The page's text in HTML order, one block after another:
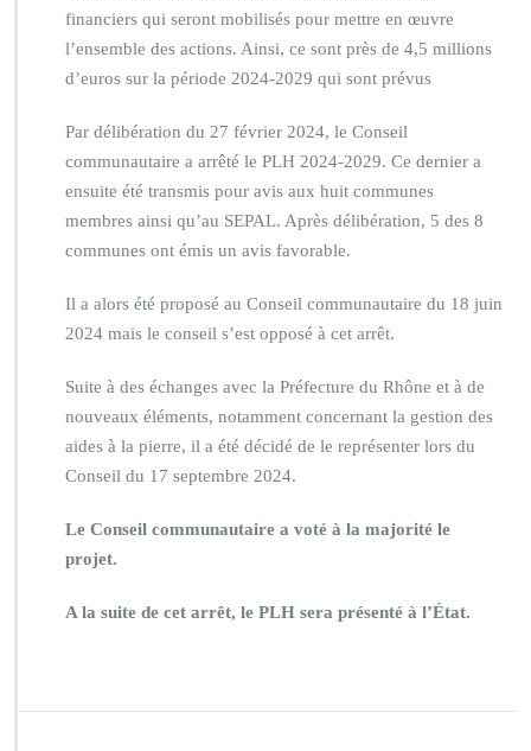
financiers qui seront mobilisés pour mettre en œuvre
l’ensemble des actions. Ainsi, ce sont près de 4,5 millions
d’euros sur la période 2024-2029 qui sont prévus
Par délibération du 27 février 2024, le Conseil
communautaire a arrêté le PLH 2024-2029. Ce dernier a
ensuite été transmis pour avis aux huit communes
membres ainsi qu’au SEPAL. Après délibération, 5 des 8
communes ont émis un avis favorable.
Il a alors été proposé au Conseil communautaire du 18 juin
2024 mais le conseil s’est opposé à cet arrêt.
Suite à des échanges avec la Préfecture du Rhône et à de
nouveaux éléments, notamment concernant la gestion des
aides à la pierre, il a été décidé de le représenter lors du
Conseil du 17 septembre 2024.
Le Conseil communautaire a voté à la majorité le
projet.
A la suite de cet arrêt, le PLH sera présenté à l’État.